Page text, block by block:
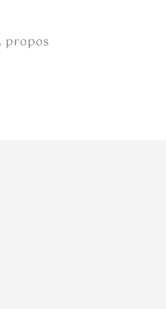
propos